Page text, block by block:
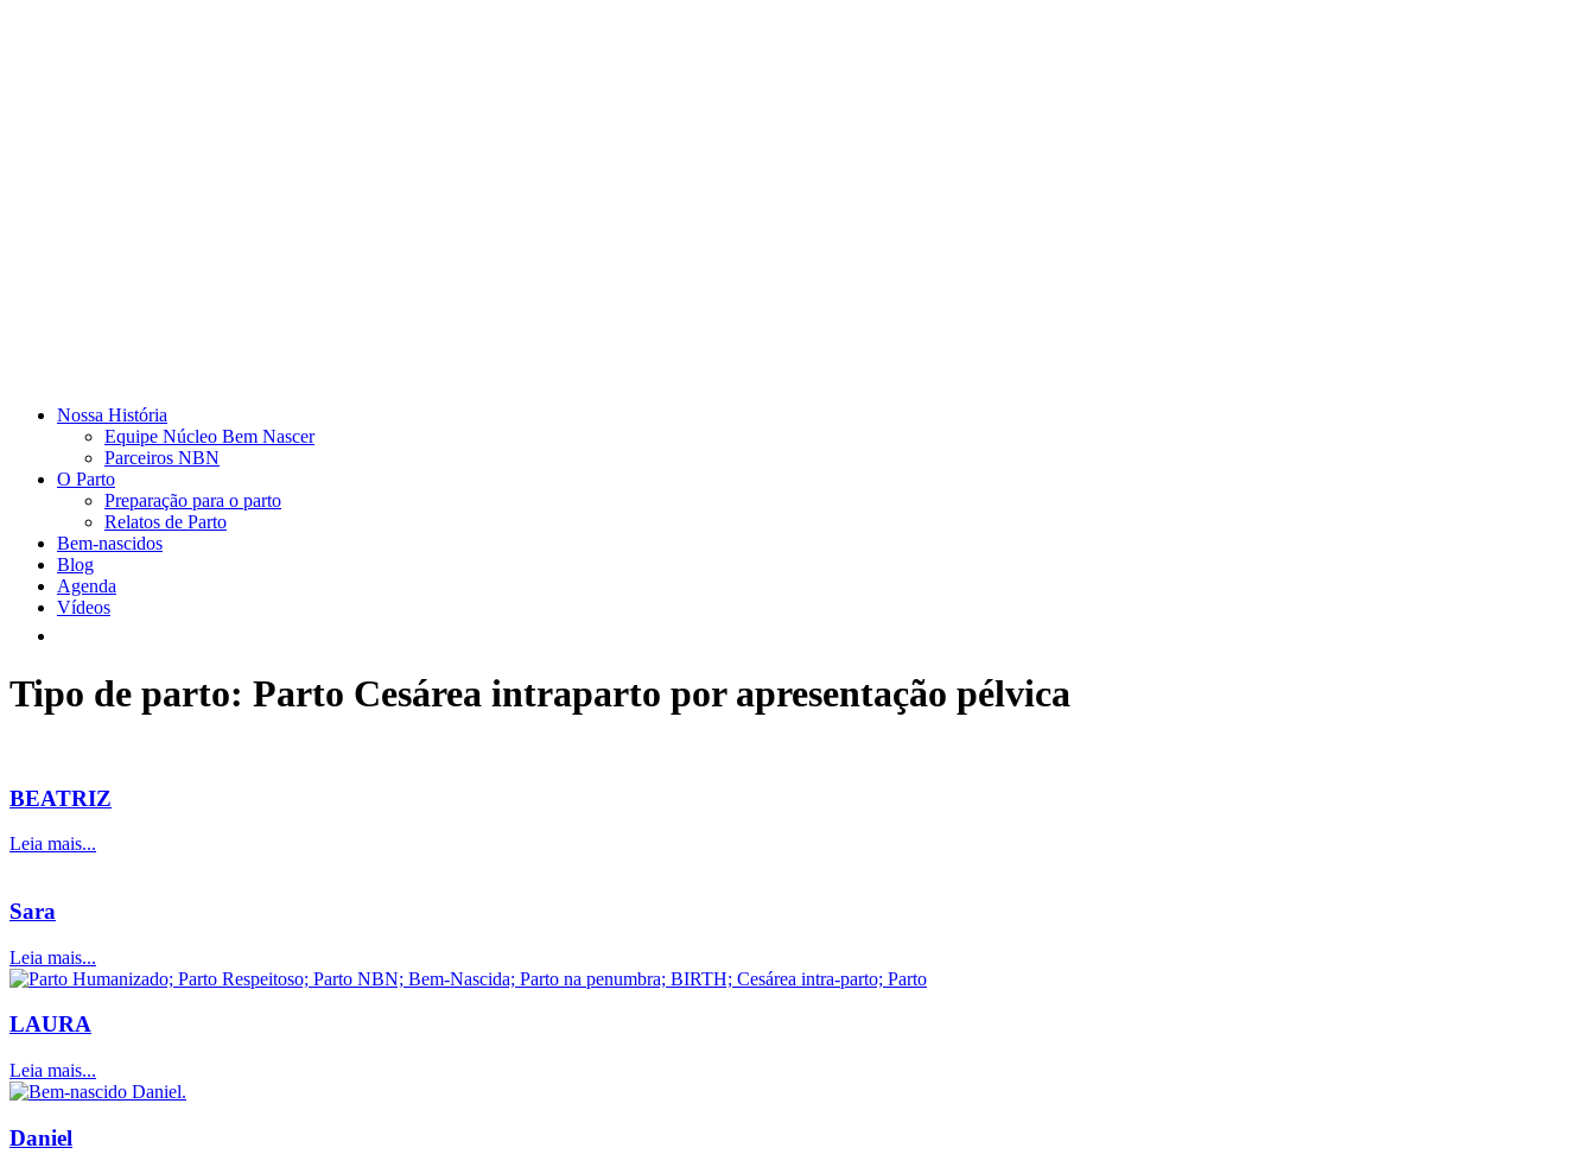
Nossa História
Equipe Núcleo Bem Nascer
Parceiros NBN
O Parto
Preparação para o parto
Relatos de Parto
Bem-nascidos
Blog
Agenda
Vídeos
Tipo de parto: Parto Cesárea intraparto por apresentação pélvica
BEATRIZ
Leia mais...
Sara
Leia mais...
LAURA
Leia mais...
Daniel